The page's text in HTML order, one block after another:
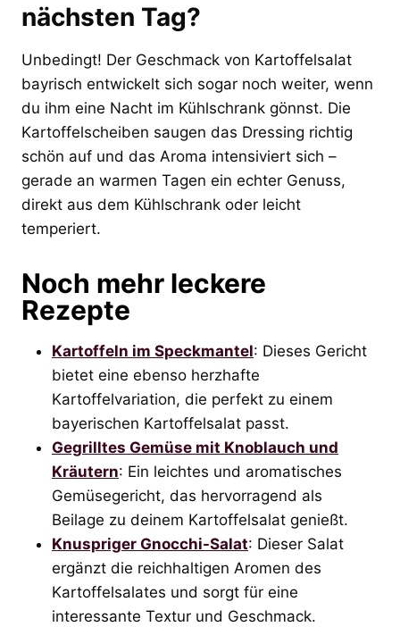
nächsten Tag?
Unbedingt! Der Geschmack von Kartoffelsalat
bayrisch entwickelt sich sogar noch weiter, wenn
du ihm eine Nacht im Kühlschrank gönnst. Die
Kartoffelscheiben saugen das Dressing richtig
schön auf und das Aroma intensiviert sich –
gerade an warmen Tagen ein echter Genuss,
direkt aus dem Kühlschrank oder leicht
temperiert.
Noch mehr leckere
Rezepte
Kartoffeln im Speckmantel: Dieses Gericht
bietet eine ebenso herzhafte
Kartoffelvariation, die perfekt zu einem
bayerischen Kartoffelsalat passt.
Gegrilltes Gemüse mit Knoblauch und
Kräutern: Ein leichtes und aromatisches
Gemüsegericht, das hervorragend als
Beilage zu deinem Kartoffelsalat genießt.
Knuspriger Gnocchi-Salat: Dieser Salat
ergänzt die reichhaltigen Aromen des
Kartoffelsalates und sorgt für eine
interessante Textur und Geschmack.